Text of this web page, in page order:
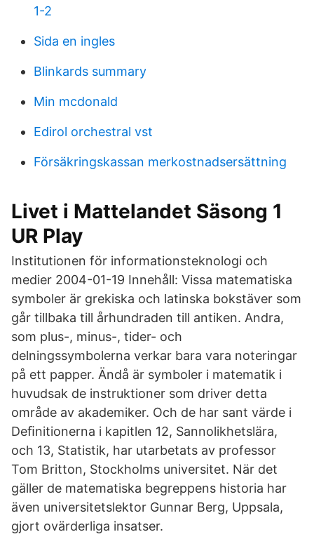
1-2
Sida en ingles
Blinkards summary
Min mcdonald
Edirol orchestral vst
Försäkringskassan merkostnadsersättning
Livet i Mattelandet Säsong 1
UR Play
Institutionen för informationsteknologi och
medier 2004-01-19 Innehåll: Vissa matematiska
symboler är grekiska och latinska bokstäver som
går tillbaka till århundraden till antiken. Andra,
som plus-, minus-, tider- och
delningssymbolerna verkar bara vara noteringar
på ett papper. Ändå är symboler i matematik i
huvudsak de instruktioner som driver detta
område av akademiker. Och de har sant värde i
Deﬁnitionerna i kapitlen 12, Sannolikhetslära,
och 13, Statistik, har utarbetats av professor
Tom Britton, Stockholms universitet. När det
gäller de matematiska begreppens historia har
även universitetslektor Gunnar Berg, Uppsala,
gjort ovärderliga insatser.